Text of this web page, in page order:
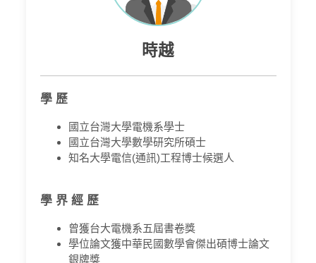
時越
學 歷
國立台灣大學電機系學士
國立台灣大學數學研究所碩士
知名大學電信(通訊)工程博士候選人
學 界 經 歷
曾獲台大電機系五屆書卷獎
學位論文獲中華民國數學會傑出碩博士論文
銀牌獎